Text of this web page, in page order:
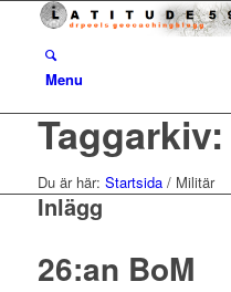
Menu
Du är här: Startsida / Militär
Inlägg
26:an BoM